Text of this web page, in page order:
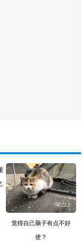
觉得自己脑子有点不好
使？